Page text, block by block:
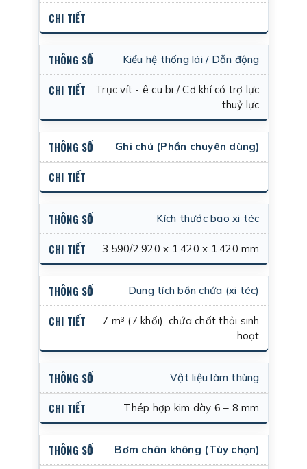
Kiểu hệ thống lái / Dẫn động
Trục vít - ê cu bi / Cơ khí có trợ lực
thuỷ lực
Ghi chú (Phần chuyên dùng)
Kích thước bao xi téc
3.590/2.920 x 1.420 x 1.420 mm
Dung tích bồn chứa (xi téc)
7 m³ (7 khối), chứa chất thải sinh
hoạt
Vật liệu làm thùng
Thép hợp kim dày 6 – 8 mm
Bơm chân không (Tùy chọn)